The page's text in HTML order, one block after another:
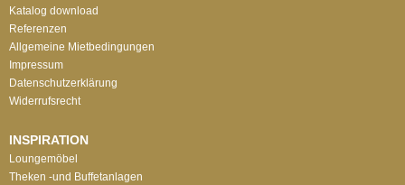
Katalog download
Referenzen
Allgemeine Mietbedingungen
Impressum
Datenschutzerklärung
Widerrufsrecht
INSPIRATION
Loungemöbel
Theken -und Buffetanlagen